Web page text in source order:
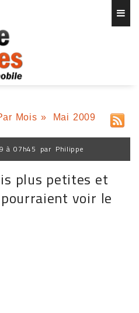
Mois » Mai 2009
à 07h45 par Philippe
plus petites et
voir le